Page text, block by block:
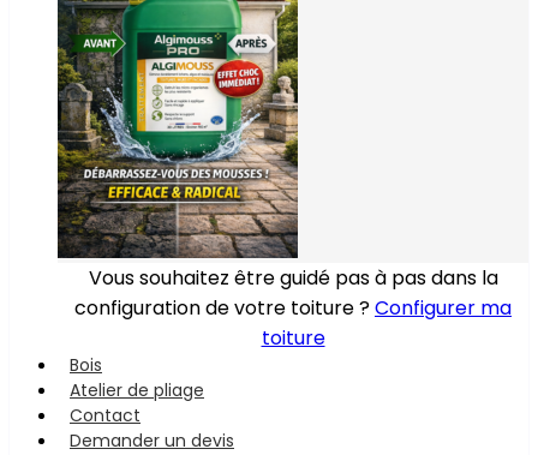
Vous souhaitez être guidé pas à pas dans la
configuration de votre toiture ?Configurer ma
toiture
Bois
Atelier de pliage
Contact
Demander un devis